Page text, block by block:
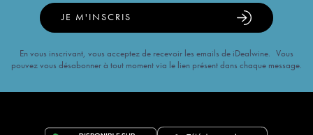
JE M'INSCRIS
En vous inscrivant, vous acceptez de recevoir les emails de iDealwine. Vous
pouvez vous désabonner à tout moment via le lien présent dans chaque message.